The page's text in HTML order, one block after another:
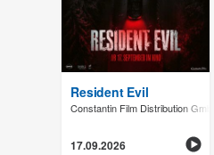
Resident Evil
Constantin Film Distribution GmbH
17.09.2026